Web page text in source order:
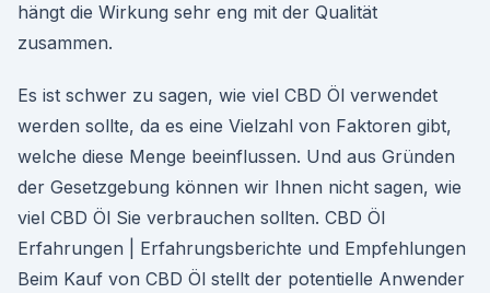
hängt die Wirkung sehr eng mit der Qualität
zusammen.
Es ist schwer zu sagen, wie viel CBD Öl verwendet
werden sollte, da es eine Vielzahl von Faktoren gibt,
welche diese Menge beeinflussen. Und aus Gründen
der Gesetzgebung können wir Ihnen nicht sagen, wie
viel CBD Öl Sie verbrauchen sollten. CBD Öl
Erfahrungen | Erfahrungsberichte und Empfehlungen
Beim Kauf von CBD Öl stellt der potentielle Anwender